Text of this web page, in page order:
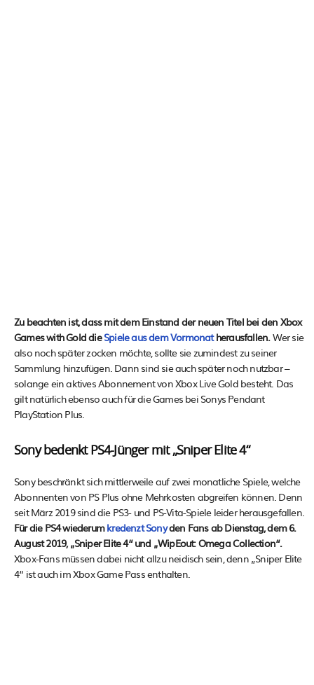
Zu beachten ist, dass mit dem Einstand der neuen Titel bei den Xbox
Games with Gold dieSpiele aus dem Vormonatherausfallen.Wer sie
also noch später zocken möchte, sollte sie zumindest zu seiner
Sammlung hinzufügen. Dann sind sie auch später noch nutzbar –
solange ein aktives Abonnement von Xbox Live Gold besteht. Das
gilt natürlich ebenso auch für die Games bei Sonys Pendant
PlayStation Plus.
Sony bedenkt PS4-Jünger mit „Sniper Elite 4“
Sony beschränkt sich mittlerweile auf zwei monatliche Spiele, welche
Abonnenten von PS Plus ohne Mehrkosten abgreifen können. Denn
seit März 2019 sind die PS3- und PS-Vita-Spiele leider herausgefallen.
Für die PS4 wiederumkredenzt Sonyden Fans ab Dienstag, dem 6.
August 2019, „Sniper Elite 4“ und „WipEout: Omega Collection“.
Xbox-Fans müssen dabei nicht allzu neidisch sein, denn „Sniper Elite
4“ ist auch im Xbox Game Pass enthalten.